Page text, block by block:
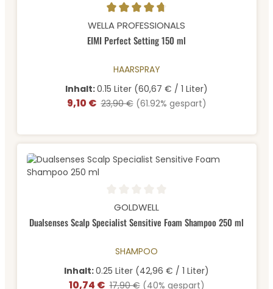
Durchschnittliche Bewertung von 4.63 von 5 Sternen
WELLA PROFESSIONALS
EIMI Perfect Setting 150 ml
HAARSPRAY
Inhalt:0.15 Liter (60,67 € / 1 Liter)
Verkaufspreis:
9,10 € Regulärer Preis:
23,90 € (61.92% gespart)
Durchschnittliche Bewertung von 0 von 5 Sternen
GOLDWELL
Dualsenses Scalp Specialist Sensitive Foam Shampoo 250 ml
SHAMPOO
Inhalt:0.25 Liter (42,96 € / 1 Liter)
Verkaufspreis:
10,74 € Regulärer Preis:
17,90 € (40% gespart)